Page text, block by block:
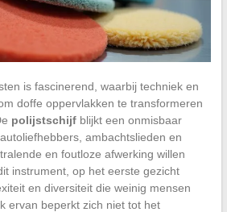
is fascinerend, waarbij techniek en
doffe oppervlakken te transformeren
polijstschijfblijkt een onmisbaar
ambachtslieden en
en foutloze afwerking willen
instrument, op het eerste gezicht
en diversiteit die weinig mensen
ervan beperkt zich niet tot het